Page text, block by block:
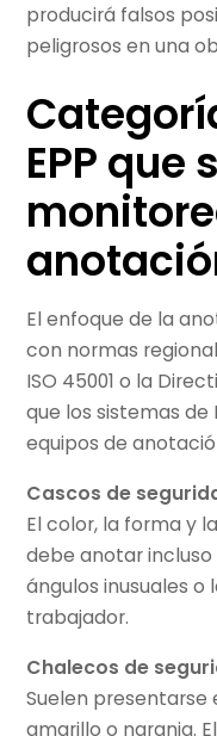
producirá falsos
peligrosos en una
EPP que
El enfoque de la
con normas
ISO 45001 o la
que los sistemas de
equipos de
Cascos de
El color, la forma y
debe anotar incluso
ángulos inusuales
trabajador.
Chalecos de
Suelen
amarillo o naranja.